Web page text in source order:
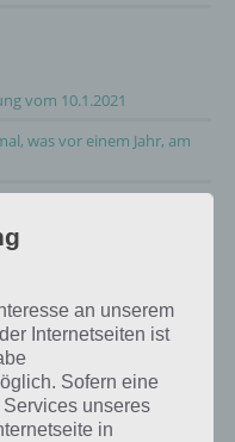
vom 10.1.2021
was vor einem Jahr, am
an unserem
Internetseiten ist
Sofern eine
unseres
in